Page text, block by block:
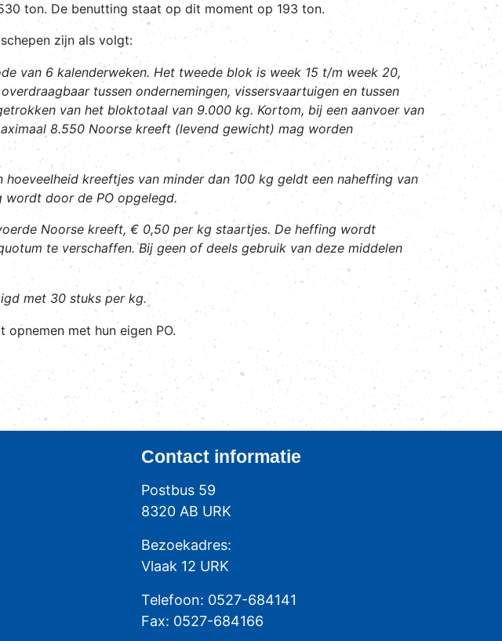
ton. De benutting staat op dit moment op 193 ton.
zijn als volgt:
van 6 kalenderweken. Het tweede blok is week 15 t/m week 20,
tussen ondernemingen, vissersvaartuigen en tussen
van het bloktotaal van 9.000 kg. Kortom, bij een aanvoer van
8.550 Noorse kreeft (levend gewicht) mag worden
kreeftjes van minder dan 100 kg geldt een naheffing van
door de PO opgelegd.
Noorse kreeft, € 0,50 per kg staartjes. De heffing wordt
te verschaffen. Bij geen of deels gebruik van deze middelen
met 30 stuks per kg.
met hun eigen PO.
Contactinformatie
Postbus 59
8320 AB URK
Bezoekadres:
Vlaak 12 URK
Telefoon: 0527-684141
Fax: 0527-684166